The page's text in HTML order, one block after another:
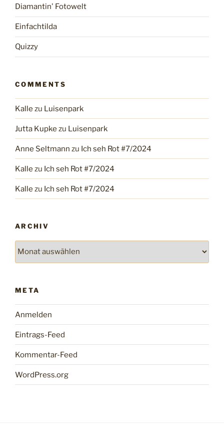
Diamantin' Fotowelt
Einfachtilda
Quizzy
COMMENTS
Kalle zu Luisenpark
Jutta Kupke zu Luisenpark
Anne Seltmann zu Ich seh Rot #7/2024
Kalle zu Ich seh Rot #7/2024
Kalle zu Ich seh Rot #7/2024
ARCHIV
Archiv
META
Anmelden
Eintrags-Feed
Kommentar-Feed
WordPress.org